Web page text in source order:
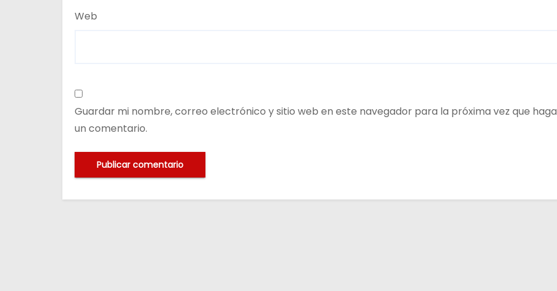
Web
Guardar mi nombre, correo electrónico y sitio web en este navegador para la próxima vez que haga
un comentario.